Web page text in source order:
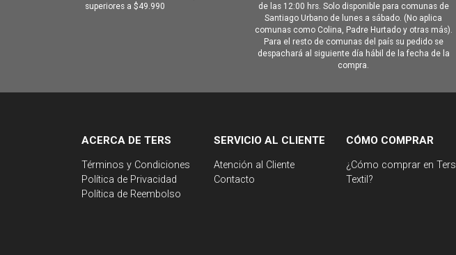
superiores a $49.990
de las 12:00 hrs. Solo disponible para comunas de
Santiago Urbano de lunes a sábado. (No aplica
comunas como Colina, Padre Hurtado y otras más).
Para el resto de comunas del país su pedido se
despachará al siguiente día hábil de la fecha de la
compra.
ACERCA DE TERS
Términos y Condiciones
Política de Privacidad
Política de Reembolso
SERVICIO AL CLIENTE
Atención al Cliente
Contacto
CÓMO COMPRAR
¿Cómo comprar en Ters
Textil?